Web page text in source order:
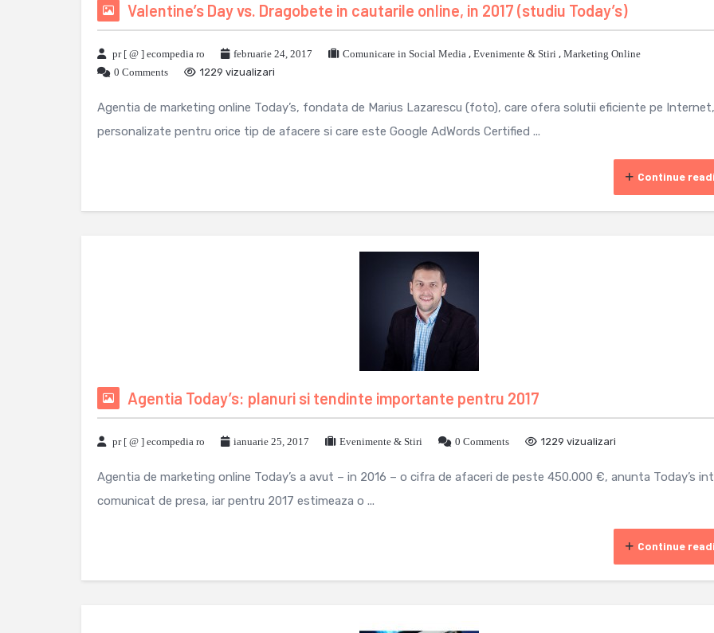
Valentine’s Day vs. Dragobete in cautarile online, in 2017 (studiu Today’s)
pr [ @ ] ecompedia ro februarie 24, 2017 Comunicare in Social Media , Evenimente & Stiri , Marketing Online
0 Comments
1229 vizualizari
Agentia de marketing online Today’s, fondata de Marius Lazarescu (foto), care ofera solutii eficiente pe Internet,
personalizate pentru orice tip de afacere si care este Google AdWords Certified ...
Continue
Agentia Today’s: planuri si tendinte importante pentru 2017
pr [ @ ] ecompedia ro ianuarie 25, 2017 Evenimente & Stiri 0 Comments 1229 vizualizari
Agentia de marketing online Today’s a avut – in 2016 – o cifra de afaceri de peste 450.000 €, anunta Today’s
comunicat de presa, iar pentru 2017 estimeaza o ...
Continue